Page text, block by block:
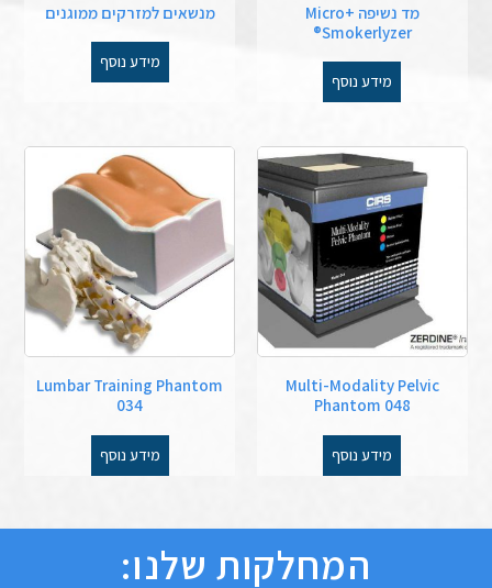
מד נשיפה Micro+
Smokerlyzer®
מידע נוסף
מנשאים למזרקים ממוגנים
מידע נוסף
Multi-Modality Pelvic
Phantom 048
מידע נוסף
Lumbar Training Phantom
034
מידע נוסף
המחלקות שלנו: